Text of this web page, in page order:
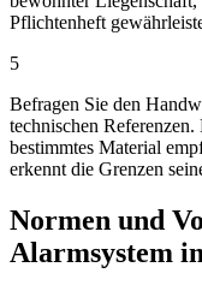
Pflichtenheft
5
Befragen Sie den
technischen
bestimmtes Material
erkennt die Grenzen
Normen und
Alarmsystem